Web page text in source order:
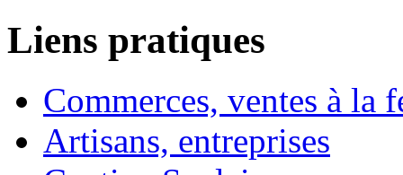
Liens pratiques
Commerces, ventes à la
Artisans, entreprises